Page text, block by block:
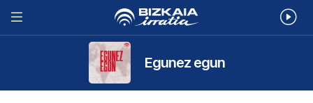
Egunez egun